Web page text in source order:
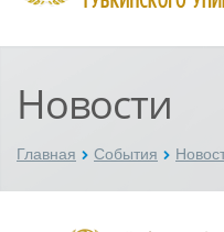
Новости
Главная События